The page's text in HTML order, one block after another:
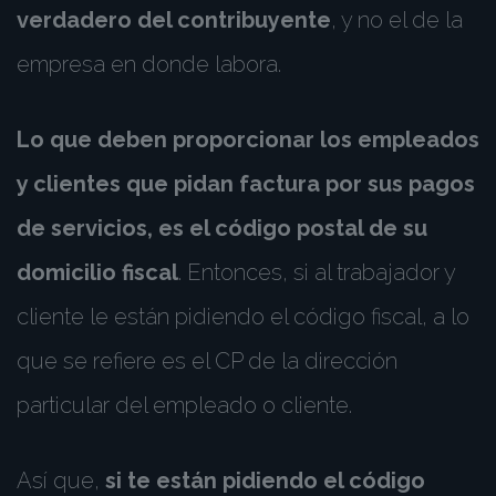
verdadero del contribuyente, y no el de la
empresa en donde labora.
Lo que deben proporcionar los empleados
y clientes que pidan factura por sus pagos
de servicios, es el código postal de su
domicilio fiscal. Entonces, si al trabajador y
cliente le están pidiendo el código fiscal, a lo
que se refiere es el CP de la dirección
particular del empleado o cliente.
Así que, si te están pidiendo el código